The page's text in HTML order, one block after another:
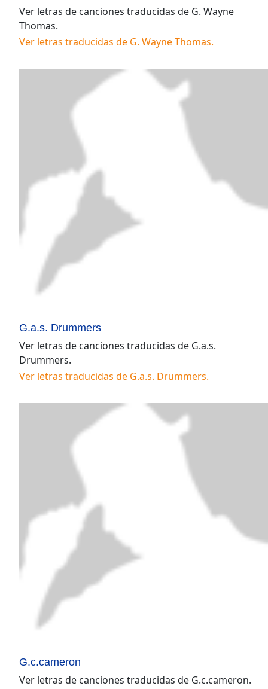
Ver letras de canciones traducidas de G. Wayne
Thomas.
Ver letras traducidas de G. Wayne Thomas.
G.a.s. Drummers
Ver letras de canciones traducidas de G.a.s.
Drummers.
Ver letras traducidas de G.a.s. Drummers.
G.c.cameron
Ver letras de canciones traducidas de G.c.cameron.